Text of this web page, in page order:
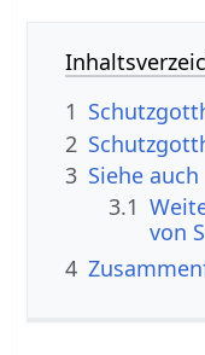
1
2
3 Siehe auch
3.1
4